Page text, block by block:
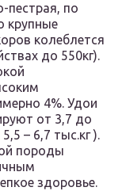
пестрая, по
крупные
колеблется
до 550кг).
4%. Удои
от 3,7 до
– 6,7 тыс.кг ).
породы
здоровье.